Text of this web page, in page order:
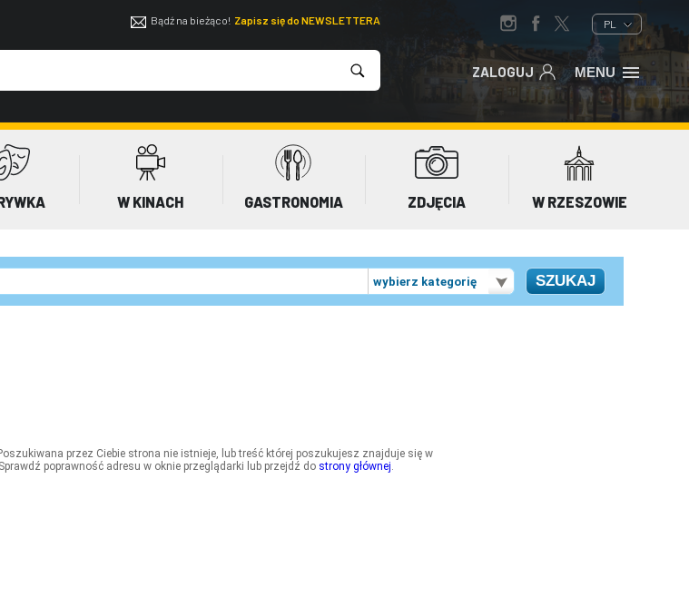
Bądź na bieżąco! Zapisz się do NEWSLETTERA PL
ZALOGUJ MENU
W KINACH GASTRONOMIA ZDJĘCIA W RZESZOWIE
wybierz kategorię
przez Ciebie strona nie istnieje, lub treść której poszukujesz znajduje się w
poprawność adresu w oknie przeglądarki lub przejdź do strony głównej.